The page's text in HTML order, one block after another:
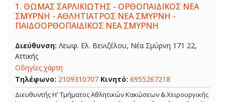
1. ΘΩΜΑΣ ΣΑΡΛΙΚΙΩΤΗΣ - ΟΡΘΟΠΑΙΔΙΚΟΣ ΝΕΑ
ΣΜΥΡΝΗ - ΑΘΛΗΤΙΑΤΡΟΣ ΝΕΑ ΣΜΥΡΝΗ -
ΠΑΙΔΟΟΡΘΟΠΑΙΔΙΚΟΣ ΝΕΑ ΣΜΥΡΝΗ
Διεύθυνση: Λεωφ. Ελ. Βενιζέλου, Νέα Σμύρνη 171 22,
Αττικής
Οδηγίες χάρτη
Τηλέφωνο: 2109310707 Κινητό: 6955267218
Διευθυντής Η' Τμήματος Αθλητικών Κακώσεων & Χειρουργικής